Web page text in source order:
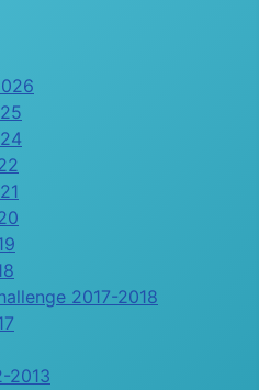
2017-2018
2013